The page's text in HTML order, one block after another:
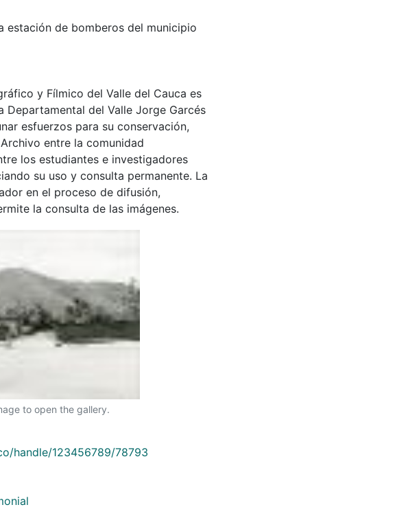
estación de bomberos del municipio
y Fílmico del Valle del Cauca es
Departamental del Valle Jorge Garcés
esfuerzos para su conservación,
entre la comunidad
los estudiantes e investigadores
su uso y consulta permanente. La
en el proceso de difusión,
la consulta de las imágenes.
to open the gallery.
handle/123456789/78793